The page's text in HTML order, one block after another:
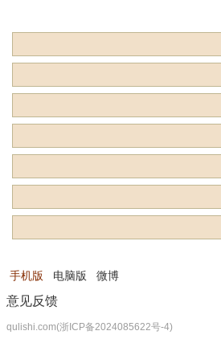
景象的生动成
手机版 电脑版 微博
意见反馈
qulishi.com(浙ICP备2024085622号-4)